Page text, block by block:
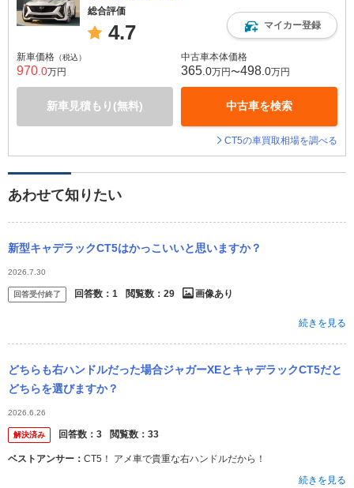
総合評価
4.7 マイカー登録
新車価格 （税込）
970 .0万円
新車見積もり(無料)
中古車本体価格
365 .0万円〜498 .0万円
中古車を検索
CT5の車買取相場を調べる
あわせて知りたい
新型キャデラックCT5はかっこいいと思いますか？
2026.7.30
回答受付終了 回答数： 1 閲覧数： 29 画像あり
続きを見る
どちらも右ハンドルだった場合ジャガーXEとキャデラックCT5だと
どちらを選びますか？
2026.6.26
解決済み 回答数： 3 閲覧数： 33
ベストアンサー： CT5！ アメ車で貴重な右ハンドルだから！
続きを見る